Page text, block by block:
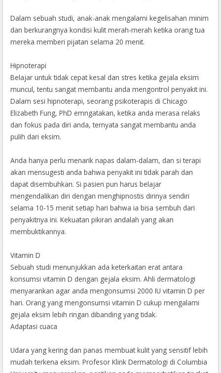
Dalam sebuah studi, anak-anak mengalami kegelisahan minim
dan berkurangnya kondisi kulit merah-merah ketika orang tua
mereka memberi pijatan selama 20 menit.
Hipnoterapi
Belajar untuk tidak cepat kesal dan stres ketika gejala eksim
muncul, tentu sangat membantu anda mengontrol penyakit ini.
Dalam sesi hipnoterapi, seorang psikoterapis di Chicago
Elizabeth Fung, PhD emngatakan, ketika anda merasa relaks
dan fokus pada diri anda, ternyata sangat membantu anda
pulih dari eksim.
Anda hanya perlu menarik napas dalam-dalam, dan si terapi
akan mensugesti anda bahwa penyakit ini tidak parah dan
dapat disembuhkan. Si pasien pun harus belajar
mengendalikan diri dengan menghipnostis dirinya sendiri
selama 10-15 menit setiap hari bahwa ia bisa sembuh dari
penyakitnya ini. Kekuatan pikiran andalah yang akan
membuktikannya.
Vitamin D
Sebuah studi menunjukkan ada keterkaitan erat antara
konsumsi vitamin D dengan gejala eksim. Ahli dermatologi
menyarankan agar anda mengonsumsi 2000 IU vitamin D per
hari. Orang yang mengonsumsi vitamin D cukup mengalami
gejala eksim lebih ringan dibanding yang tidak.
Adaptasi cuaca
Udara yang kering dan panas membuat kulit yang sensitif lebih
mudah terkena eksim. Profesor Klink Dermatologi di Columbia